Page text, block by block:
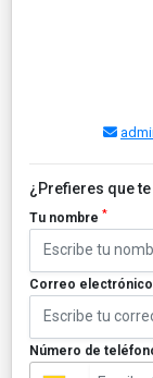
¿Prefieres que
Tu nombre *
Correo electrónico
Número de